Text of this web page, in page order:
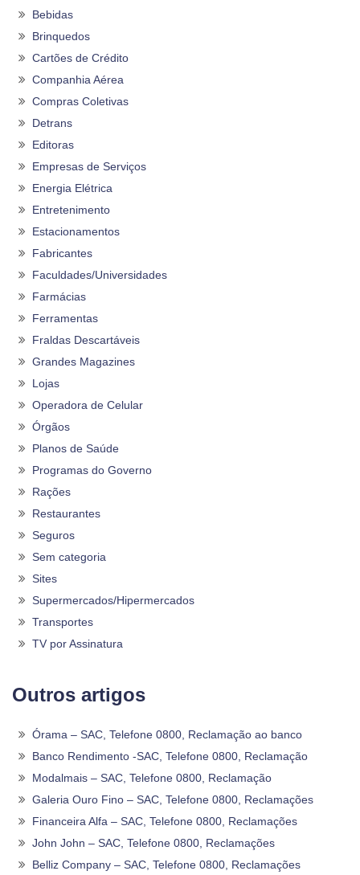
Bebidas
Brinquedos
Cartões de Crédito
Companhia Aérea
Compras Coletivas
Detrans
Editoras
Empresas de Serviços
Energia Elétrica
Entretenimento
Estacionamentos
Fabricantes
Faculdades/Universidades
Farmácias
Ferramentas
Fraldas Descartáveis
Grandes Magazines
Lojas
Operadora de Celular
Órgãos
Planos de Saúde
Programas do Governo
Rações
Restaurantes
Seguros
Sem categoria
Sites
Supermercados/Hipermercados
Transportes
TV por Assinatura
Outros artigos
Órama – SAC, Telefone 0800, Reclamação ao banco
Banco Rendimento -SAC, Telefone 0800, Reclamação
Modalmais – SAC, Telefone 0800, Reclamação
Galeria Ouro Fino – SAC, Telefone 0800, Reclamações
Financeira Alfa – SAC, Telefone 0800, Reclamações
John John – SAC, Telefone 0800, Reclamações
Belliz Company – SAC, Telefone 0800, Reclamações